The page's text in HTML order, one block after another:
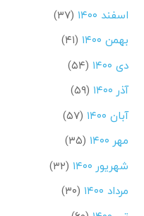
اسفند ۱۴۰۰
(۳۷)
بهمن ۱۴۰۰
(۴۱)
دی ۱۴۰۰
(۵۴)
آذر ۱۴۰۰
(۵۹)
آبان ۱۴۰۰
(۵۷)
مهر ۱۴۰۰
(۳۵)
شهریور ۱۴۰۰
(۳۲)
مرداد ۱۴۰۰
(۳۰)